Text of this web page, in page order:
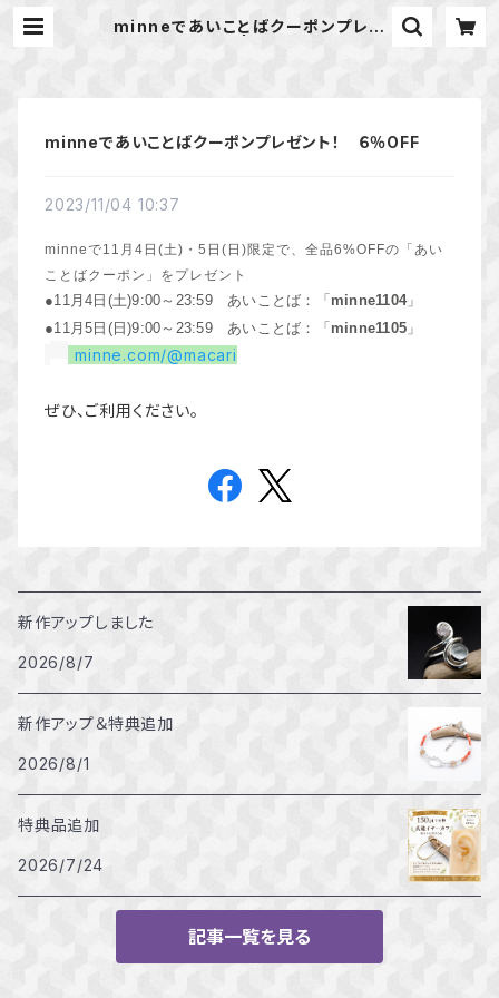
minneであいことばクーポンプレゼ
minneであいことばクーポンプレゼント！ ６％OFF
2023/11/04 10:37
minneで11月4日(土)・5日(日)限定で、全品6%OFFの「あい
ことばクーポン」をプレゼント
●11月4日(土)9:00～23:59 あいことば：「 minne1104」
●11月5日(日)9:00～23:59 あいことば：「 minne1105 」
minne.com/@macari
ぜひ、ご利用ください。
新作アップしました
2026/8/7
新作アップ＆特典追加
2026/8/1
特典品追加
2026/7/24
記事一覧を見る